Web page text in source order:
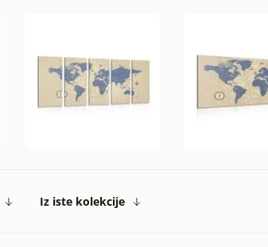
Iz iste kolekcije